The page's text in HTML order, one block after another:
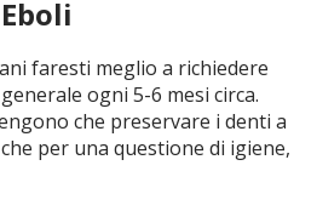
faresti meglio a richiedere
ogni 5-6 mesi circa.
che preservare i denti a
per una questione di igiene,